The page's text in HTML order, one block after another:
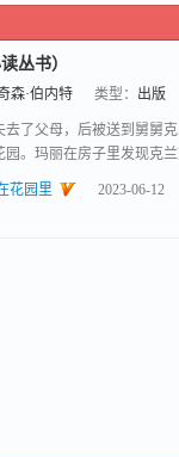
丛书）
森·伯内特 类型： 出版
了父母，后被送到舅舅
园。玛丽在房子里发现克
花园里 2023-06-12